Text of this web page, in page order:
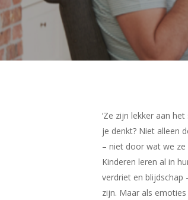
‘Ze zijn lekker aan
je denkt? Niet alleen
– niet door wat we ze
Kinderen leren al in
verdriet en blijdschap
zijn. Maar als